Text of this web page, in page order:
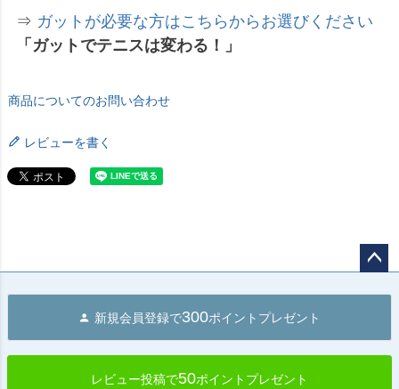
⇒ ガットが必要な方はこちらからお選びください
「ガットでテニスは変わる！」
商品についてのお問い合わせ
レビューを書く
へ
新規会員登録で300ポイントプレゼント
レビュー投稿で50ポイントプレゼント